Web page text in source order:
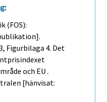
:
(FOS):
Figurbilaga 4. Det
och EU .
[hänvisat: